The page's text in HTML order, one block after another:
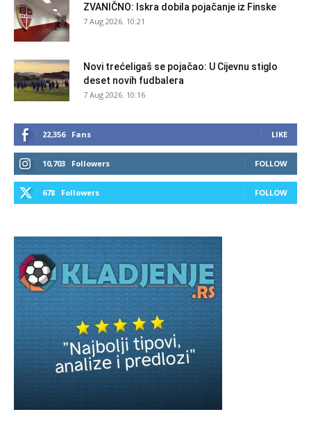
ZVANIČNO: Iskra dobila pojačanje iz Finske
7 Aug 2026. 10:21
Novi trećeligaš se pojačao: U Cijevnu stiglo
deset novih fudbalera
7 Aug 2026. 10:16
22,356 Fans LIKE
10,703 Followers FOLLOW
678 Followers FOLLOW